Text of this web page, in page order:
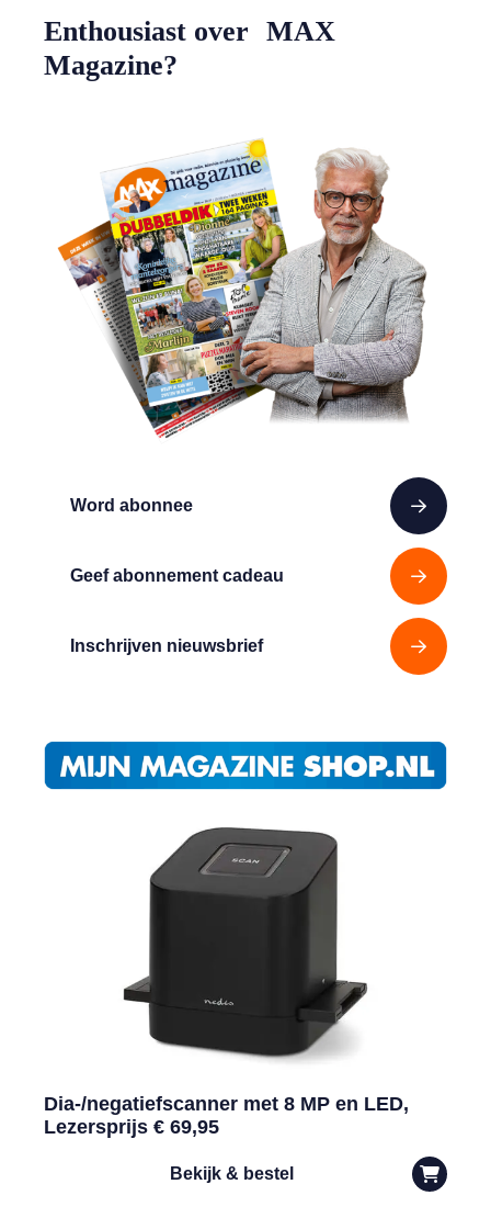
Word abonnee
Geef abonnement cadeau
Inschrijven nieuwsbrief
Enthousiast over MAX
Magazine?
Dia-/negatiefscanner met 8 MP en LED,
Lezersprijs € 69,95
Bekijk & bestel